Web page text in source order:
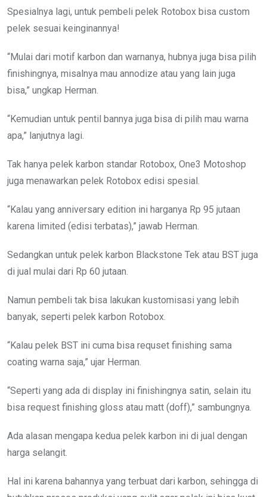
Spesialnya lagi, untuk pembeli pelek Rotobox bisa custom
pelek sesuai keinginannya!
“Mulai dari motif karbon dan warnanya, hubnya juga bisa pilih
finishingnya, misalnya mau annodize atau yang lain juga
bisa,” ungkap Herman.
“Kemudian untuk pentil bannya juga bisa di pilih mau warna
apa,” lanjutnya lagi.
Tak hanya pelek karbon standar Rotobox, One3 Motoshop
juga menawarkan pelek Rotobox edisi spesial.
“Kalau yang anniversary edition ini harganya Rp 95 jutaan
karena limited (edisi terbatas),” jawab Herman.
Sedangkan untuk pelek karbon Blackstone Tek atau BST juga
di jual mulai dari Rp 60 jutaan.
Namun pembeli tak bisa lakukan kustomisasi yang lebih
banyak, seperti pelek karbon Rotobox.
“Kalau pelek BST ini cuma bisa requset finishing sama
coating warna saja,” ujar Herman.
“Seperti yang ada di display ini finishingnya satin, selain itu
bisa request finishing gloss atau matt (doff),” sambungnya.
Ada alasan mengapa kedua pelek karbon ini di jual dengan
harga selangit.
Hal ini karena bahannya yang terbuat dari karbon, sehingga di